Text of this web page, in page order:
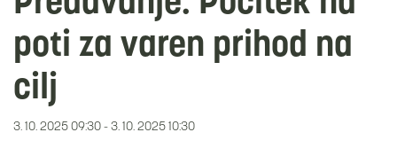
poti za varen prihod na
cilj
3. 10. 2025 09:30 - 3. 10. 2025 10:30